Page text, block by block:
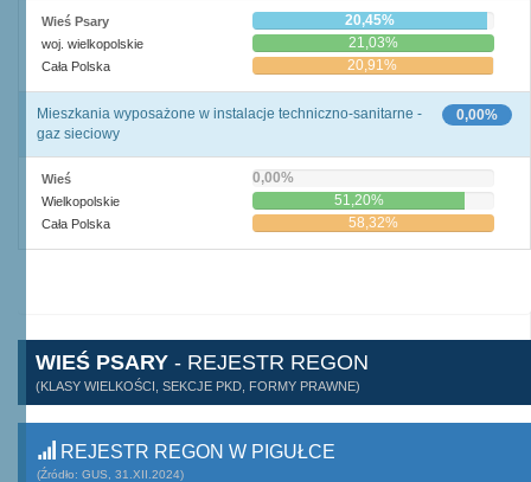
Wieś Psary 20,45%
woj. wielkopolskie 21,03%
Cała Polska 20,91%
0,00%
Mieszkania wyposażone w instalacje techniczno-sanitarne -
gaz sieciowy
Wieś 0,00%
Wielkopolskie 51,20%
Cała Polska 58,32%
WIEŚ PSARY - REJESTR REGON
(KLASY WIELKOŚCI, SEKCJE PKD, FORMY PRAWNE)
REJESTR REGON W PIGUŁCE
(Źródło: GUS, 31.XII.2024)